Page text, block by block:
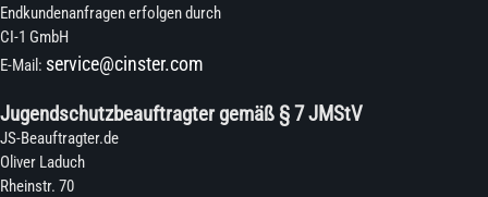
Endkundenanfragen erfolgen durch
CI-1 GmbH
E-Mail: service@cinster.com
Jugendschutzbeauftragter gemäß § 7 JMStV
JS-Beauftragter.de
Oliver Laduch
Rheinstr. 70